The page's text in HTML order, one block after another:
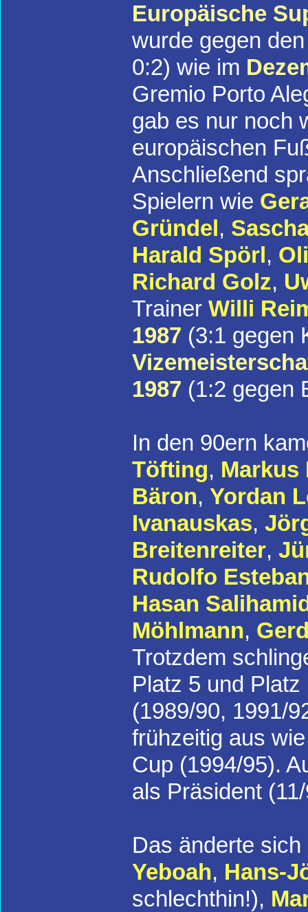
Europäische
wurde gegen
0:2) wie im
Gremio Porto
gab es nur noch
europäischen
Anschließend
Spielern wie
Gründel ,
Harald Spörl ,
Richard Golz,
Trainer Willi
1987 (3:1 gegen
1987 (1:2 gegen
In den 90ern
Töfting, Markus
Bäron, Yordan
Ivanauskas,
Breitenreiter,
Rudolfo
Hasan
Möhlmann,
Trotzdem
Platz 5 und
(1989/90, 1991/
frühzeitig aus
Cup (1994/95).
als Präsident
Das änderte
Yeboah, Hans-
schlechthin!),